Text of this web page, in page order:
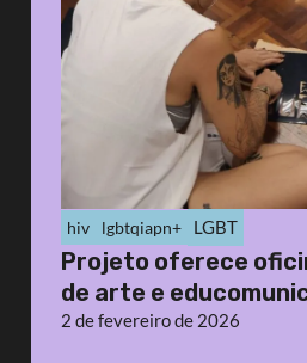
hiv lgbtqiapn+ LGBT
Projeto oferece
de arte e
2 de fevereiro de 2026